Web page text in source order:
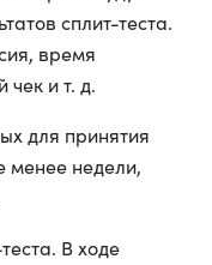
сплит-теста.
время
и т. д.
для принятия
менее недели,
В ходе